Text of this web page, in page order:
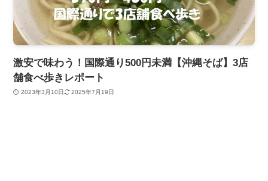
激安で味わう！国際通り500円未満【沖縄そば】3店
舗食べ歩きレポート
2023年3月10日 2025年7月19日